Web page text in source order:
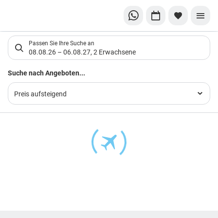
Suchlistenseite
Passen Sie Ihre Suche an
08.08.26 – 06.08.27, 2 Erwachsene
Suche nach Angeboten...
Preis aufsteigend